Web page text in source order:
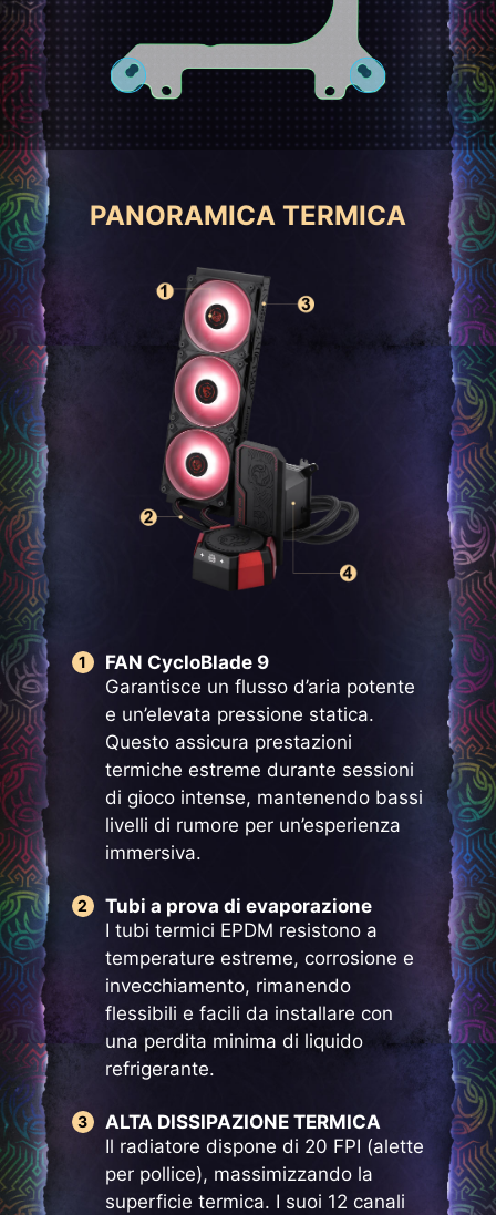
PANORAMICA TERMICA
FAN CycloBlade 9
Garantisce un flusso d’aria potente
e un’elevata pressione statica.
Questo assicura prestazioni
termiche estreme durante sessioni
di gioco intense, mantenendo bassi
livelli di rumore per un’esperienza
immersiva.
Tubi a prova di evaporazione
I tubi termici EPDM resistono a
temperature estreme, corrosione e
invecchiamento, rimanendo
flessibili e facili da installare con
una perdita minima di liquido
refrigerante.
ALTA DISSIPAZIONE TERMICA
Il radiatore dispone di 20 FPI (alette
per pollice), massimizzando la
superficie termica. I suoi 12 canali